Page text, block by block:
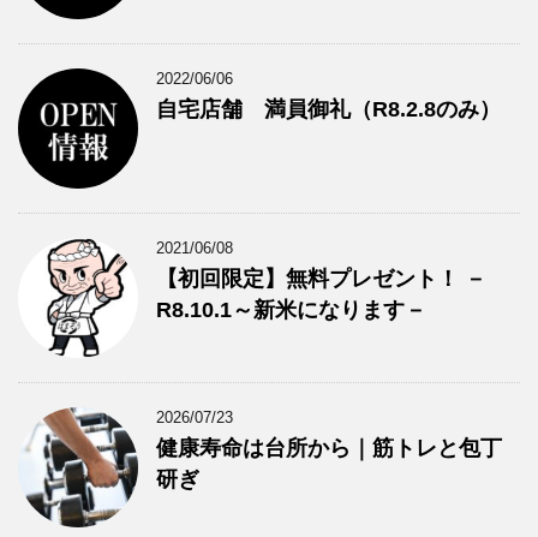
2022/06/06
自宅店舗 満員御礼（R8.2.8のみ）
2021/06/08
【初回限定】無料プレゼント！ －
R8.10.1～新米になります－
2026/07/23
健康寿命は台所から｜筋トレと包丁
研ぎ